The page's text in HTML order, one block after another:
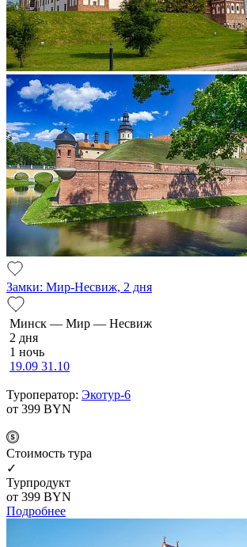
Замки: Мир-Несвиж, 2 дня
Минск — Мир — Несвиж
2 дня
1 ночь
19.09 31.10
Туроператор: Экотур-6
от 399 BYN
Cтоимость тура
✓
Турпродукт
от 399 BYN
Подробнее